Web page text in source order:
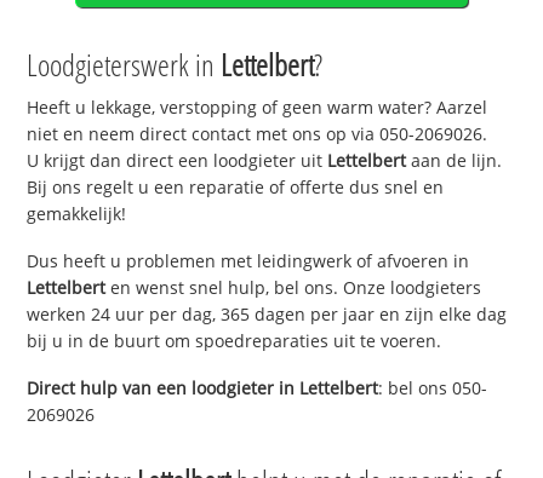
Loodgieterswerk in Lettelbert?
Heeft u lekkage, verstopping of geen warm water? Aarzel
niet en neem direct contact met ons op via 050-2069026.
U krijgt dan direct een loodgieter uit Lettelbertaan de lijn.
Bij ons regelt u een reparatie of offerte dus snel en
gemakkelijk!
Dus heeft u problemen met leidingwerk of afvoeren in
Lettelberten wenst snel hulp, bel ons. Onze loodgieters
werken 24 uur per dag, 365 dagen per jaar en zijn elke dag
bij u in de buurt om spoedreparaties uit te voeren.
Direct hulp van een loodgieter in Lettelbert: bel ons 050-
2069026